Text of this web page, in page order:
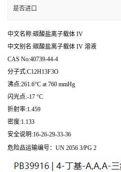
是否进口
中文名称:碳酸盐离子载体 IV
中文别名:碳酸盐离子载体 IV 溶液
CAS No:40739-44-4
分子式:C12H13F3O
沸点:261.6°C at 760 mmHg
闪光点:-17 °C
折射率:1.459
密度:1.133
安全说明:16-26-29-33-36
危险品运输编号：UN 2056 3/PG 2